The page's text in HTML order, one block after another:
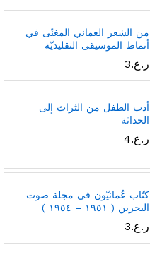
من الشعر العماني المغنّى في
أنماط الموسيقى التقليديّة
ر.ع.3
أدب الطفل من الثراث إلى
الحداثة
ر.ع.4
كتّاب عُمانيّون في مجلة صوت
البحرين ( ١٩٥١ – ١٩٥٤ )
ر.ع.3